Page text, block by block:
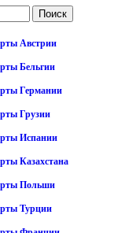
Австрии
Бельгии
Германии
Грузии
Испании
Казахстана
Польши
Турции